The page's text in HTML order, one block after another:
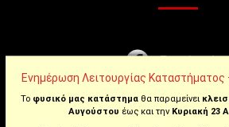
Facebook
Instagram
Ενημέρωση Λειτουργίας
Το φυσικό μας κατάστημα θα παραμείνει
Αυγούστου έως και τηνΚυριακή 23